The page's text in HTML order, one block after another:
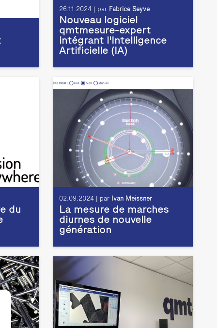
26.11.2024 | par Fabrice Seyve
Nouveau logiciel
qmtmesure-expert
intégrant l'Intelligence
Artificielle (IA)
du
02.09.2024 | par Ivan Meissner
La mesure de marches
diurnes de nouvelle
génération